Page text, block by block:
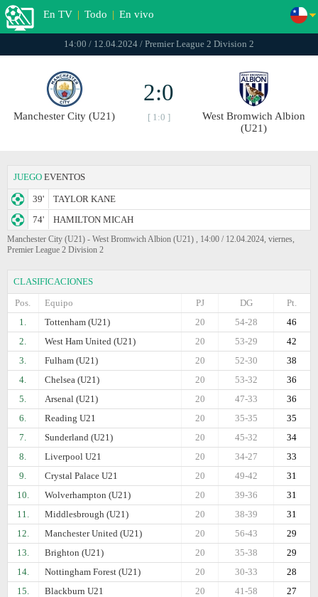
En TV | Todo | En vivo
14:00 / 12.04.2024 / Premier League 2 Division 2
Manchester City (U21)
2:0
[ 1:0 ]
West Bromwich Albion
(U21)
JUEGO EVENTOS
39'
TAYLOR KANE
74'
HAMILTON MICAH
Manchester City (U21) - West Bromwich Albion (U21) , 14:00 / 12.04.2024, viernes,
Premier League 2 Division 2
CLASIFICACIONES
Pos.
Equipo Pt.
DG
PJ
1.
Tottenham (U21) 46
54-28
20
2.
West Ham United (U21) 42
53-29
20
3.
Fulham (U21) 38
52-30
20
4.
Chelsea (U21) 36
53-32
20
5.
Arsenal (U21) 36
47-33
20
6.
Reading U21 35
35-35
20
7.
Sunderland (U21) 34
45-32
20
8.
Liverpool U21 33
34-27
20
9.
Crystal Palace U21 31
49-42
20
10.
Wolverhampton (U21) 31
39-36
20
11.
Middlesbrough (U21) 31
38-39
20
12.
Manchester United (U21) 29
56-43
20
13.
Brighton (U21) 29
35-38
20
14.
Nottingham Forest (U21) 28
30-33
20
15.
Blackburn U21 27
41-58
20